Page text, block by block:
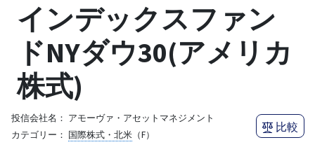
インデックスファン
ドNYダウ30(アメリカ
株式)
投信会社名： アモーヴァ・アセットマネジメント
カテゴリー： 国際株式・北米（F）
比較